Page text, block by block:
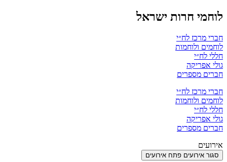
לוחמי חרות ישראל
חברי מרכז לח״י
לוחמים ולוחמות
חללי לח״י
גולי אפריקה
חברים מספרים
חברי מרכז לח״י
לוחמים ולוחמות
חללי לח״י
גולי אפריקה
חברים מספרים
אירועים
סגור אירועים פתח אירועים